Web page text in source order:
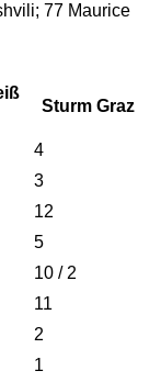
77 Maurice
Sturm Graz
4
3
12
5
10 / 2
11
2
1